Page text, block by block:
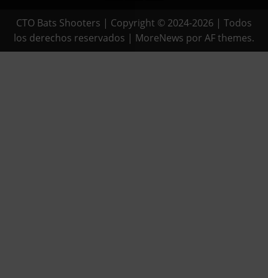
CTO Bats Shooters | Copyright © 2024-2026 | Todos
los derechos reservados | MoreNews por AF themes.